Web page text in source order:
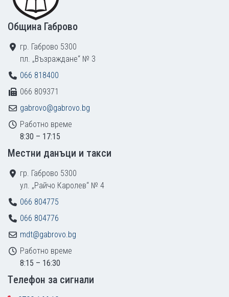
Община Габрово
гр. Габрово 5300
пл. „Възраждане“ № 3
066 818400
066 809371
gabrovo@gabrovo.bg
Работно време
8:30 – 17:15
Местни данъци и такси
гр. Габрово 5300
ул. „Райчо Каролев“ № 4
066 804775
066 804776
mdt@gabrovo.bg
Работно време
8:15 – 16:30
Tелефон за сигнали